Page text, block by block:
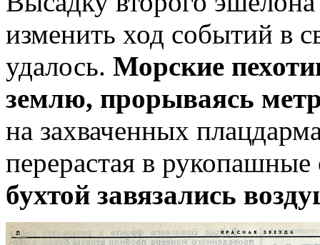
изменить ход событий в
удалось. Морские
землю, прорываясь
на захваченных
перерастая в рукопашные
бухтой завязались